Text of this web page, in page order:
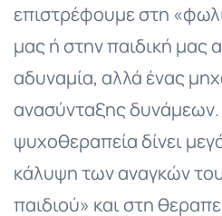
επιστρέφουμε στη
μας ή στην παιδική μας
αδυναμία, αλλά ένας
ανασύνταξης
ψυχοθεραπεία δίνει
κάλυψη των αναγκών
παιδιού» και στη